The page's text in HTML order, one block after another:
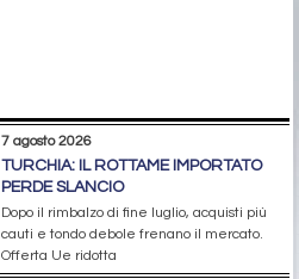
7 agosto 2026
TURCHIA: IL ROTTAME IMPORTATO
PERDE SLANCIO
Dopo il rimbalzo di fine luglio, acquisti più
cauti e tondo debole frenano il mercato.
Offerta Ue ridotta